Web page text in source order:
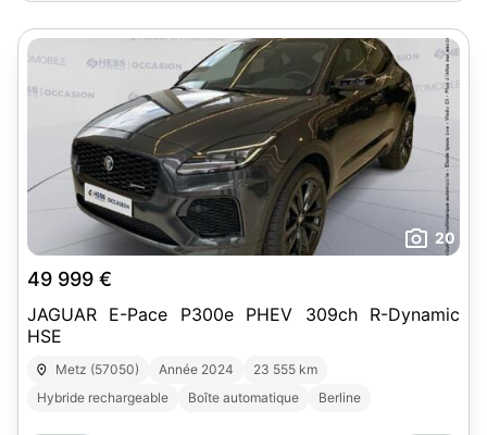
20
49 999 €
JAGUAR E-Pace P300e PHEV 309ch R-Dynamic
HSE
Metz (57050) Année 2024
23 555 km
Hybride rechargeable
Boîte automatique Berline